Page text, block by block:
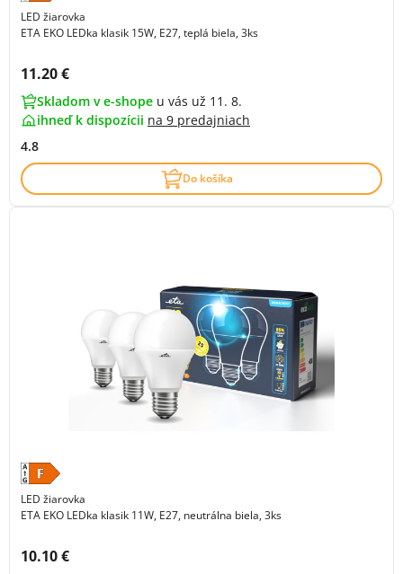
LED žiarovka
ETA EKO LEDka klasik 15W, E27, teplá biela, 3ks
Cena s DPH:
11.20 €
Skladom v e-shope u vás už 11. 8.
ihneď k dispozícii na 9 predajniach
4.8
Do košíka
LED žiarovka
ETA EKO LEDka klasik 11W, E27, neutrálna biela, 3ks
Cena s DPH:
10.10 €